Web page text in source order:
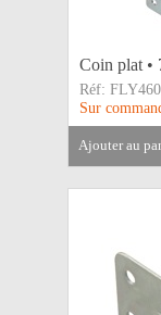
Coin plat •
Réf:
Sur
ajouter au